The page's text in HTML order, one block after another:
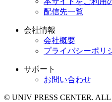
配信先一覧
会社情報
会社概要
プライバシーポリ
サポート
お問い合わせ
© UNIV PRESS CENTER.